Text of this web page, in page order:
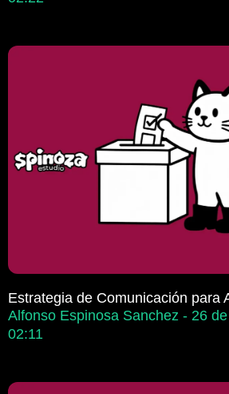
Estrategia de Comunicación para
Alfonso Espinosa Sanchez
26
02:11